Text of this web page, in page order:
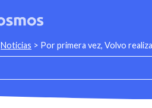
Noticias > Por primera vez, Volvo